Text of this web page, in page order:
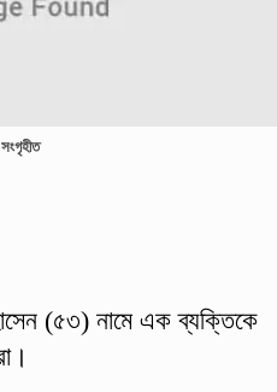
(৫৩) নামে এক ব্যক্তিকে